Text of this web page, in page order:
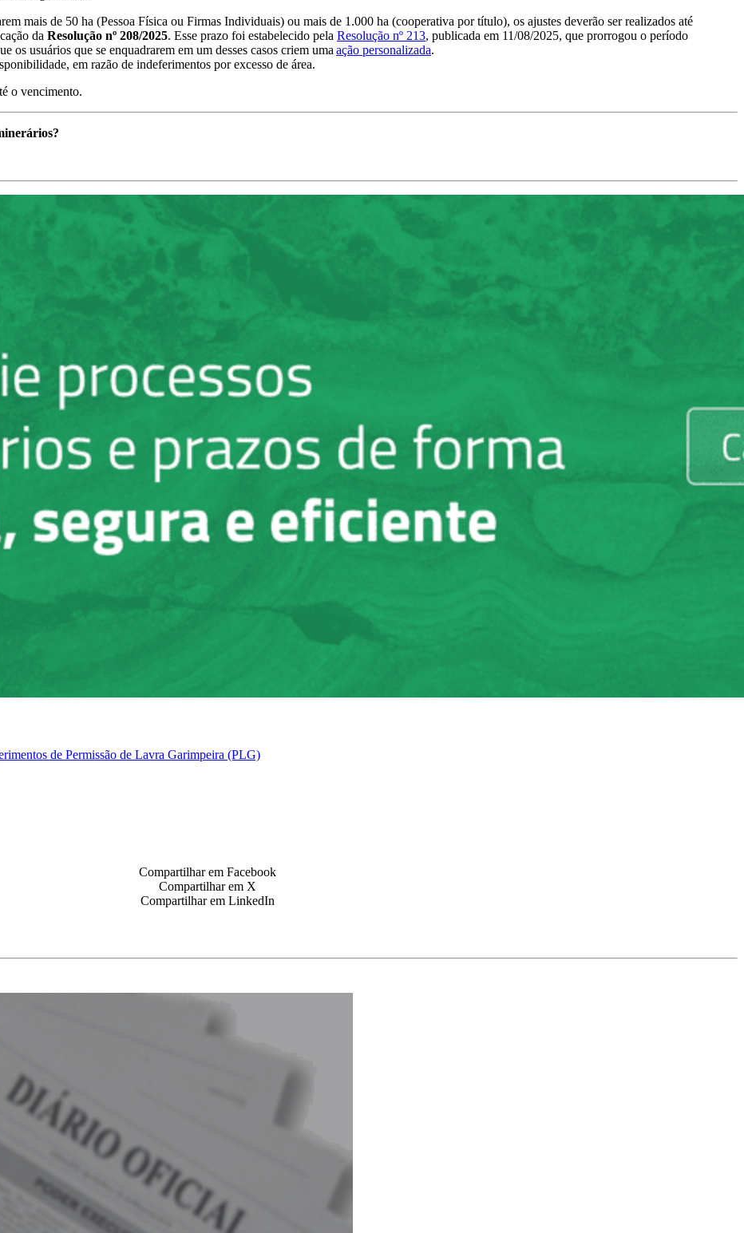
mais de 50 ha (Pessoa Física ou Firmas Individuais) ou mais de 1.000 ha (cooperativa por título), os ajustes deverão ser realizados até
da Resolução nº 208/2025. Esse prazo foi estabelecido pela Resolução nº 213, publicada em 11/08/2025, que prorrogou o período
usuários que se enquadrarem em um desses casos criem uma ação personalizada.
em razão de indeferimentos por excesso de área.
o vencimento.
de Permissão de Lavra Garimpeira (PLG)
Compartilhar em Facebook
Compartilhar em X
Compartilhar em LinkedIn